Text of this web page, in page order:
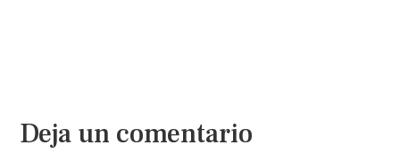
Deja un comentario